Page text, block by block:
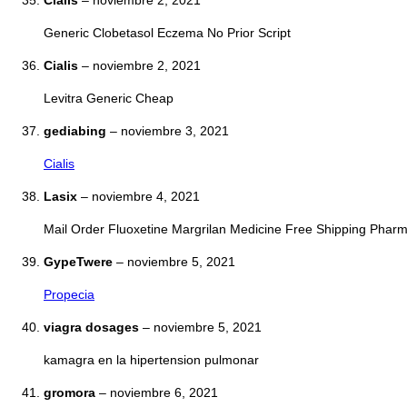
Generic Clobetasol Eczema No Prior Script
Cialis – noviembre 2, 2021
Levitra Generic Cheap
gediabing – noviembre 3, 2021
Cialis
Lasix – noviembre 4, 2021
Mail Order Fluoxetine Margrilan Medicine Free Shipping
GypeTwere – noviembre 5, 2021
Propecia
viagra dosages – noviembre 5, 2021
kamagra en la hipertension pulmonar
gromora – noviembre 6, 2021